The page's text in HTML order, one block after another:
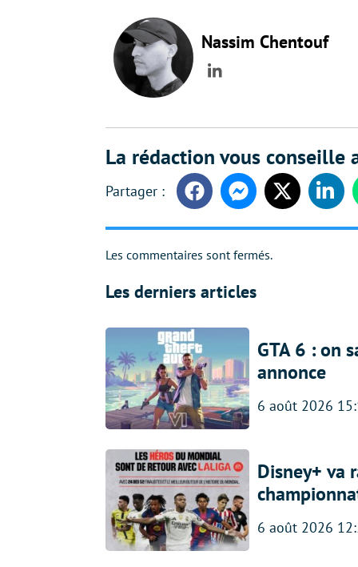
Nassim Chentouf
LinkedIn
La rédaction vous conseille
FacebookMessengerTwitter
Les commentaires sont fermés.
Les derniers articles
GTA 6 : on
annonce
6 août 2026
Disney+ va
6 août 2026